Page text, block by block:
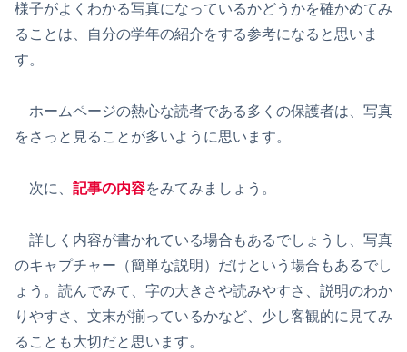
様子がよくわかる写真になっているかどうかを確かめてみ
ることは、自分の学年の紹介をする参考になると思いま
す。
ホームページの熱心な読者である多くの保護者は、写真
をさっと見ることが多いように思います。
次に、 記事の内容をみてみましょう。
詳しく内容が書かれている場合もあるでしょうし、写真
のキャプチャー（簡単な説明）だけという場合もあるでし
ょう。読んでみて、字の大きさや読みやすさ、説明のわか
りやすさ、文末が揃っているかなど、少し客観的に見てみ
ることも大切だと思います。